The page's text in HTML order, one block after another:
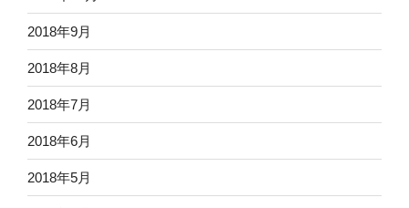
2018年9月
2018年8月
2018年7月
2018年6月
2018年5月